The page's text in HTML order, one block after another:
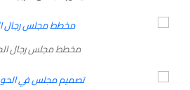
مخطط مجلس رجال